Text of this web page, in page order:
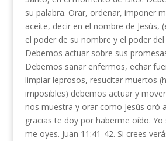
su palabra. Orar, ordenar, imponer
aceite, decir en el nombre de Jesús,
el poder de su nombre y el poder del
Debemos actuar sobre sus
Debemos sanar enfermos, echar
limpiar leprosos, resucitar muertos
imposibles) debemos actuar y
nos muestra y orar como Jesús oró
gracias te doy por haberme oído. Yo
me oyes. Juan 11:41-42. Si crees